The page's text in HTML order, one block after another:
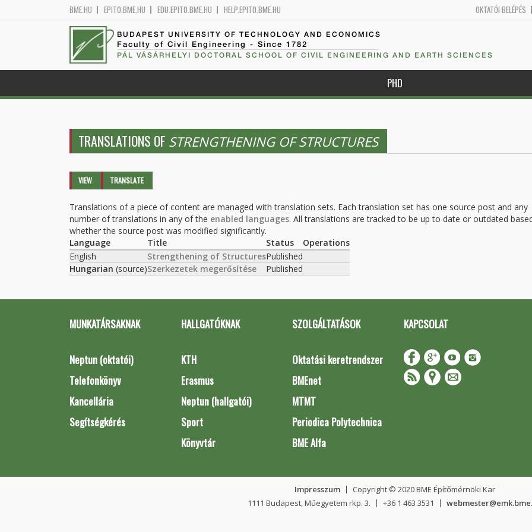
BME.HU EPITO.BME.HU EDU.EPITO.BME.HU HELP.EPITO.BME.HU OKTATÓI BELÉPÉS
BUDAPEST UNIVERSITY OF TECHNOLOGY AND ECONOMICS
Faculty of Civil Engineering - Since 1782
PÁL VÁSÁRHELYI DOCTORAL SCHOOL OF CIVIL ENGINEERING AND EARTH SCIENCES
PHD
TRANSLATIONS OF STRENGTHENING OF STRUCTURES
Primary tabs
VIEW TRANSLATE
Translations of a piece of content are managed with translation sets. Each translation set has one source post and any
number of translations in any of the enabled languages. All translations are tracked to be up to date or outdated
whether the source post was modified significantly.
Language
Title Status
Operations
English
Strengthening of StructuresPublished
Hungarian (source)Szerkezetek megerősítése Published
MUNKATÁRSAKNAK
Neptun (oktatói)
Telefonkönyv
Kancellária
Segítségkérés
HALLGATÓKNAK
KTH
Erasmus
Neptun (hallgatói)
Sport
Könyvtár
SZOLGÁLTATÁSOK
Oktatási keretrendszer
BMEnet
MTMT
Periodica Polytechnica
BME Alfa
KAPCSOLAT
Impresszum
Copyright © 2020 BME Építőmérnöki Kar
1111 Budapest, Műegyetem rkp. 3.
+36 1 463 3531